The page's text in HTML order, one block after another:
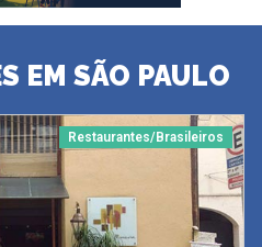
EM SÃO PAULO
Restaurantes/Brasileiros